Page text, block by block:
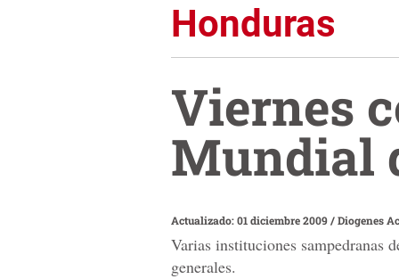
Honduras
Viernes
Mundial
Actualizado: 01 diciembre 2009/Diogenes
Varias instituciones sampedranas
generales.